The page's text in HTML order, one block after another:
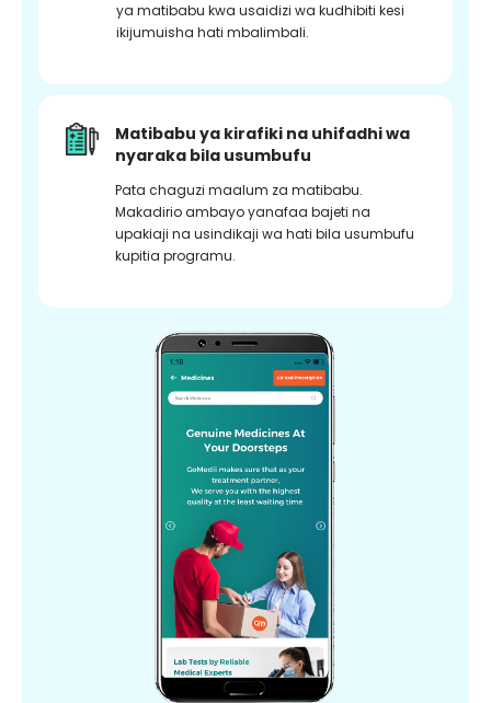
ya matibabu kwa usaidizi wa kudhibiti kesi
ikijumuisha hati mbalimbali.
Matibabu ya kirafiki na uhifadhi wa
nyaraka bila usumbufu
Pata chaguzi maalum za matibabu.
Makadirio ambayo yanafaa bajeti na
upakiaji na usindikaji wa hati bila usumbufu
kupitia programu.